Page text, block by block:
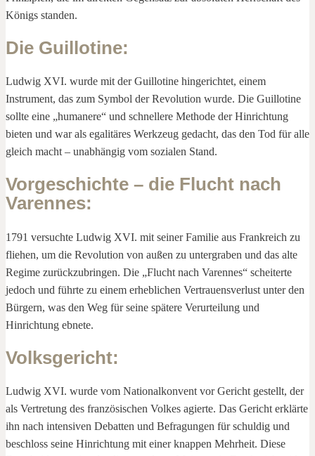
Königs standen.
Die Guillotine:
Ludwig XVI. wurde mit der Guillotine hingerichtet, einem
Instrument, das zum Symbol der Revolution wurde. Die Guillotine
sollte eine „humanere“ und schnellere Methode der Hinrichtung
bieten und war als egalitäres Werkzeug gedacht, das den Tod für alle
gleich macht – unabhängig vom sozialen Stand.
Vorgeschichte – die Flucht nach
Varennes:
1791 versuchte Ludwig XVI. mit seiner Familie aus Frankreich zu
fliehen, um die Revolution von außen zu untergraben und das alte
Regime zurückzubringen. Die „Flucht nach Varennes“ scheiterte
jedoch und führte zu einem erheblichen Vertrauensverlust unter den
Bürgern, was den Weg für seine spätere Verurteilung und
Hinrichtung ebnete.
Volksgericht:
Ludwig XVI. wurde vom Nationalkonvent vor Gericht gestellt, der
als Vertretung des französischen Volkes agierte. Das Gericht erklärte
ihn nach intensiven Debatten und Befragungen für schuldig und
beschloss seine Hinrichtung mit einer knappen Mehrheit. Diese